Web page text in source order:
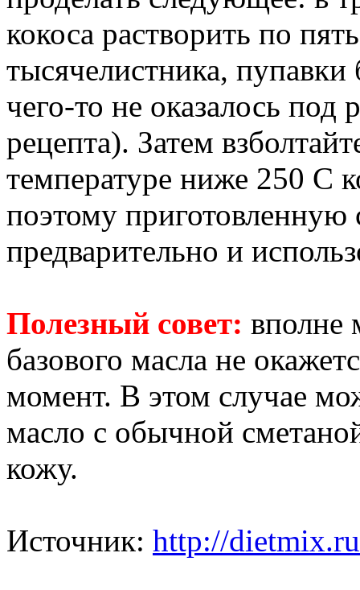
кокоса растворить по
тысячелистника,
чего-то не оказалось
рецепта). Затем
температуре ниже 250 С
поэтому приготовленную
предварительно и
Полезный совет: вполне
базового масла не
момент. В этом случае
масло с обычной
кожу.
Источник: http://dietmix.ru